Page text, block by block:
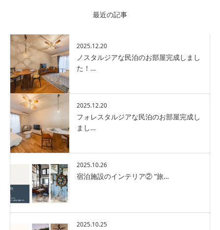
最近の記事
2025.12.20
ノスタルジアな民泊のお部屋完成しまし
た！…
2025.12.20
フォレスタルジアな民泊のお部屋完成し
まし…
2025.10.26
宿泊施設のインテリア② “旅…
2025.10.25